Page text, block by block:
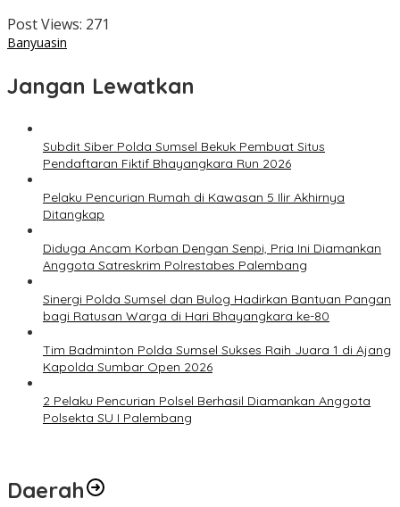
Post Views: 271
Banyuasin
Jangan Lewatkan
Subdit Siber Polda Sumsel Bekuk Pembuat Situs
Pendaftaran Fiktif Bhayangkara Run 2026
Pelaku Pencurian Rumah di Kawasan 5 Ilir Akhirnya
Ditangkap
Diduga Ancam Korban Dengan Senpi, Pria Ini Diamankan
Anggota Satreskrim Polrestabes Palembang
Sinergi Polda Sumsel dan Bulog Hadirkan Bantuan Pangan
bagi Ratusan Warga di Hari Bhayangkara ke-80
Tim Badminton Polda Sumsel Sukses Raih Juara 1 di Ajang
Kapolda Sumbar Open 2026
2 Pelaku Pencurian Polsel Berhasil Diamankan Anggota
Polsekta SU I Palembang
Daerah